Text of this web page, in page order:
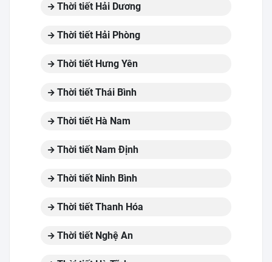
Thời tiết Hải Dương
Thời tiết Hải Phòng
Thời tiết Hưng Yên
Thời tiết Thái Bình
Thời tiết Hà Nam
Thời tiết Nam Định
Thời tiết Ninh Bình
Thời tiết Thanh Hóa
Thời tiết Nghệ An